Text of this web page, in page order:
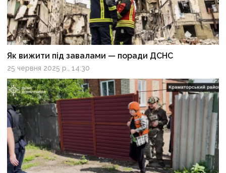
Як вижити під завалами — поради ДСНС
25 червня 2025 р., 14:30